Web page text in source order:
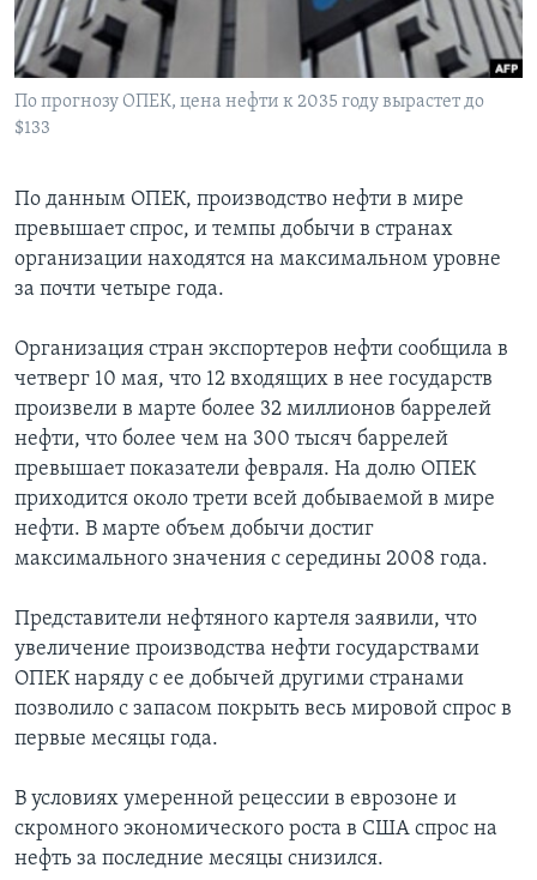
Learning English
СОЦИАЛЬНЫЕ СЕТИ
Языки
По прогнозу ОПЕК, цена нефти к 2035 году вырастет до
$133
По данным ОПЕК, производство нефти в мире
превышает спрос, и темпы добычи в странах
организации находятся на максимальном уровне
за почти четыре года.
Организация стран экспортеров нефти сообщила в
четверг 10 мая, что 12 входящих в нее государств
произвели в марте более 32 миллионов баррелей
нефти, что более чем на 300 тысяч баррелей
превышает показатели февраля. На долю ОПЕК
приходится около трети всей добываемой в мире
нефти. В марте объем добычи достиг
максимального значения с середины 2008 года.
Представители нефтяного картеля заявили, что
увеличение производства нефти государствами
ОПЕК наряду с ее добычей другими странами
позволило с запасом покрыть весь мировой спрос в
первые месяцы года.
В условиях умеренной рецессии в еврозоне и
скромного экономического роста в США спрос на
нефть за последние месяцы снизился.